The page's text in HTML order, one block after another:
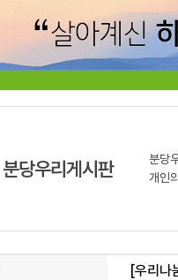
분당우리게시판
분당
개인
[우리나